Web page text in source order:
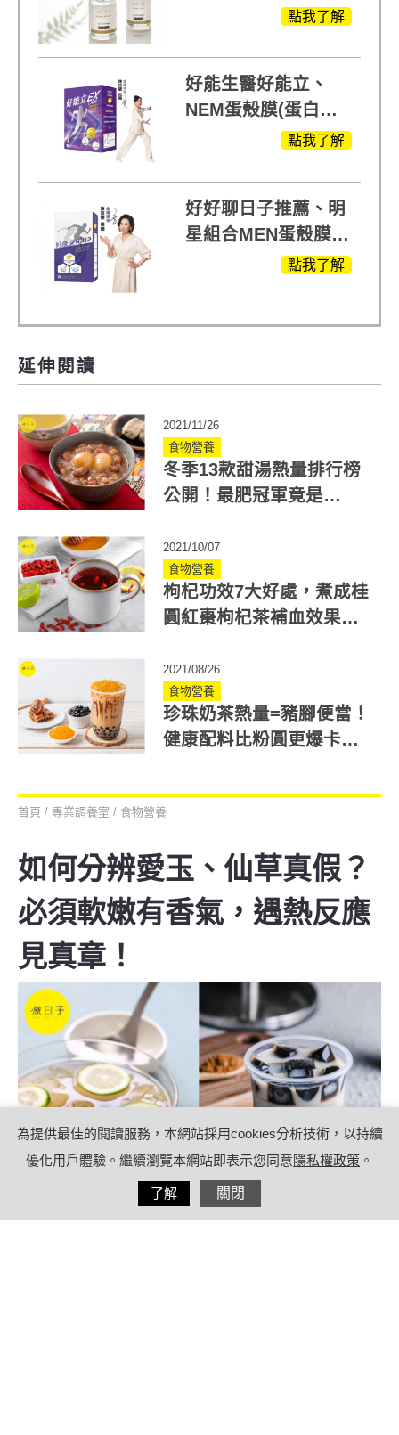
給予寶寶般的肌膚感
點我了解
好能生醫好能立、
NEM蛋殼膜(蛋白聚
醣)關鍵配方，厲害其
點我了解
好好聊日子推薦、明
星組合MEN蛋殼膜
(蛋白聚醣)+UCII，超
點我了解
延伸閱讀
2021/11/26
食物營養
冬季13款甜湯熱量排行榜
公開！最肥冠軍竟是
2021/10/07
食物營養
枸杞功效7大好處，煮成桂
圓紅棗枸杞茶補血效果更
2021/08/26
食物營養
珍珠奶茶熱量=豬腳便當！
健康配料比粉圓更爆卡？
首頁 / 專業調養室 / 食物營養
如何分辨愛玉、仙草真假？
必須軟嫩有香氣，遇熱反應
見真章！
為提供最佳的閱讀服務，本網站採用cookies分析技術，以持續
優化用戶體驗。繼續瀏覽本網站即表示您同意隱私權政策 。
了解 關閉